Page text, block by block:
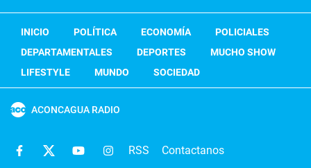
INICIO POLÍTICA ECONOMÍA
POLICIALES
DEPARTAMENTALES
DEPORTES
MUCHO SHOW
LIFESTYLE
MUNDO SOCIEDAD
ACONCAGUA RADIO
RSS Contactanos